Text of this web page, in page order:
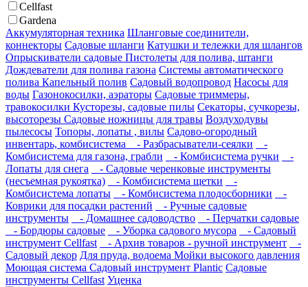
Cellfast
Gardena
Аккумуляторная техника Шланговые соединители,
коннекторы Садовые шланги Катушки и тележки для шлангов
Опрыскиватели садовые Пистолеты для полива, штанги
Дождеватели для полива газона Системы автоматического
полива Капельный полив Садовый водопровод Насосы для
воды Газонокосилки, аэраторы Садовые триммеры,
травокосилки Кусторезы, садовые пилы Секаторы, сучкорезы,
высоторезы Садовые ножницы для травы Воздуходувы
пылесосы Топоры, лопаты , вилы Садово-огородный
инвентарь, комбисистема
- Разбрасыватели-сеялки
-
Комбисистема для газона, грабли
- Комбисистема ручки
-
Лопаты для снега
- Садовые черенковые инструменты
(несъемная рукоятка)
- Комбисистема щетки
-
Комбисистема лопаты
- Комбисистема плодосборники
-
Коврики для посадки растений
- Ручные садовые
инструменты
- Домашнее садоводство
- Перчатки садовые
- Бордюры садовые
- Уборка садового мусора
- Садовый
инструмент Cellfast
- Архив товаров - ручной инструмент
-
Садовый декор Для пруда, водоема Мойки высокого давления
Моющая система Садовый инструмент Plantic Садовые
инструменты Cellfast Уценка